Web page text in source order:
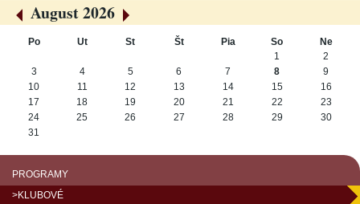
«
August 2026
»
Po Ut St Št Pia So
Ne
1
2
3
4 5 6 7 8
9
10
11 12 13 14 15
16
17
18 19 20 21 22
23
24
25 26 27 28 29
30
31
PROGRAMY
>KLUBOVÉ